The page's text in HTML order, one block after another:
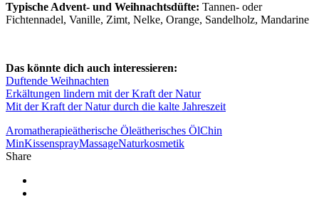
Typische Advent- und Weihnachtsdüfte: Tannen- oder
Fichtennadel, Vanille, Zimt, Nelke, Orange, Sandelholz, Mandarine
Das könnte dich auch interessieren:
Duftende Weihnachten
Erkältungen lindern mit der Kraft der Natur
Mit der Kraft der Natur durch die kalte Jahreszeit
Aromatherapieätherische Öleätherisches ÖlChin
MinKissensprayMassageNaturkosmetik
Share